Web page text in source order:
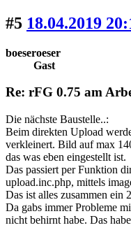
#5 18.04.2019
boeseroeser
Gast
Re: rFG 0.75 am
Die nächste Baustelle..:
Beim direkten Upload
verkleinert. Bild auf max
das was eben eingestellt ist.
Das passiert per Funktion
upload.inc.php, mittels
Das ist alles zusammen ein
Da gabs immer Probleme
nicht behirnt habe. Das